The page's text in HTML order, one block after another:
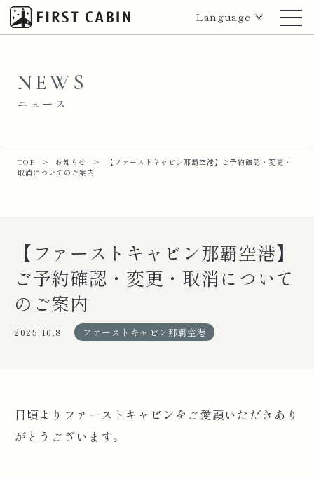
Language
NEWS
ニュース
TOP > お知らせ >
【ファーストキャビン那覇空港】ご予約確認・変更・
取消についてのご案内
【ファーストキャビン那覇空港】
ご予約確認・変更・取消について
のご案内
2025.10.8 ファーストキャビン那覇空港
日頃よりファーストキャビンをご愛顧いただきあり
がとうございます。